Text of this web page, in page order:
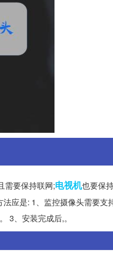
需要保持联网;电视机也要保
应是: 1、监控摄像头需要支
3、安装完成后,。